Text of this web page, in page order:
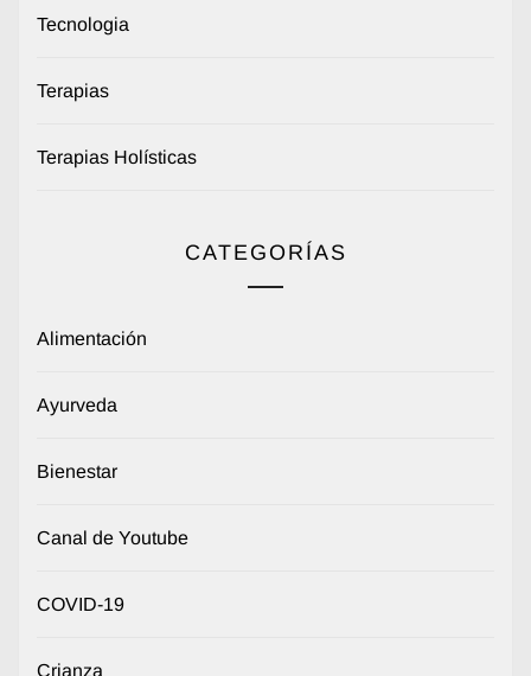
Tecnologia
Terapias
Terapias Holísticas
CATEGORÍAS
Alimentación
Ayurveda
Bienestar
Canal de Youtube
COVID-19
Crianza